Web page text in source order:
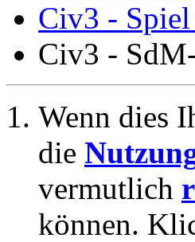
Civ3 - Spiel
Civ3 -
Wenn dies
die
vermutlich
können.